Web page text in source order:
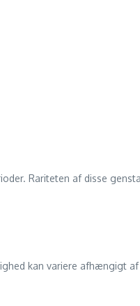
Rariteten af disse
kan variere afhængigt